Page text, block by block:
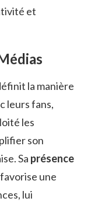
et
la manière
leurs fans,
les
son
Sa présence
favorise une
lui